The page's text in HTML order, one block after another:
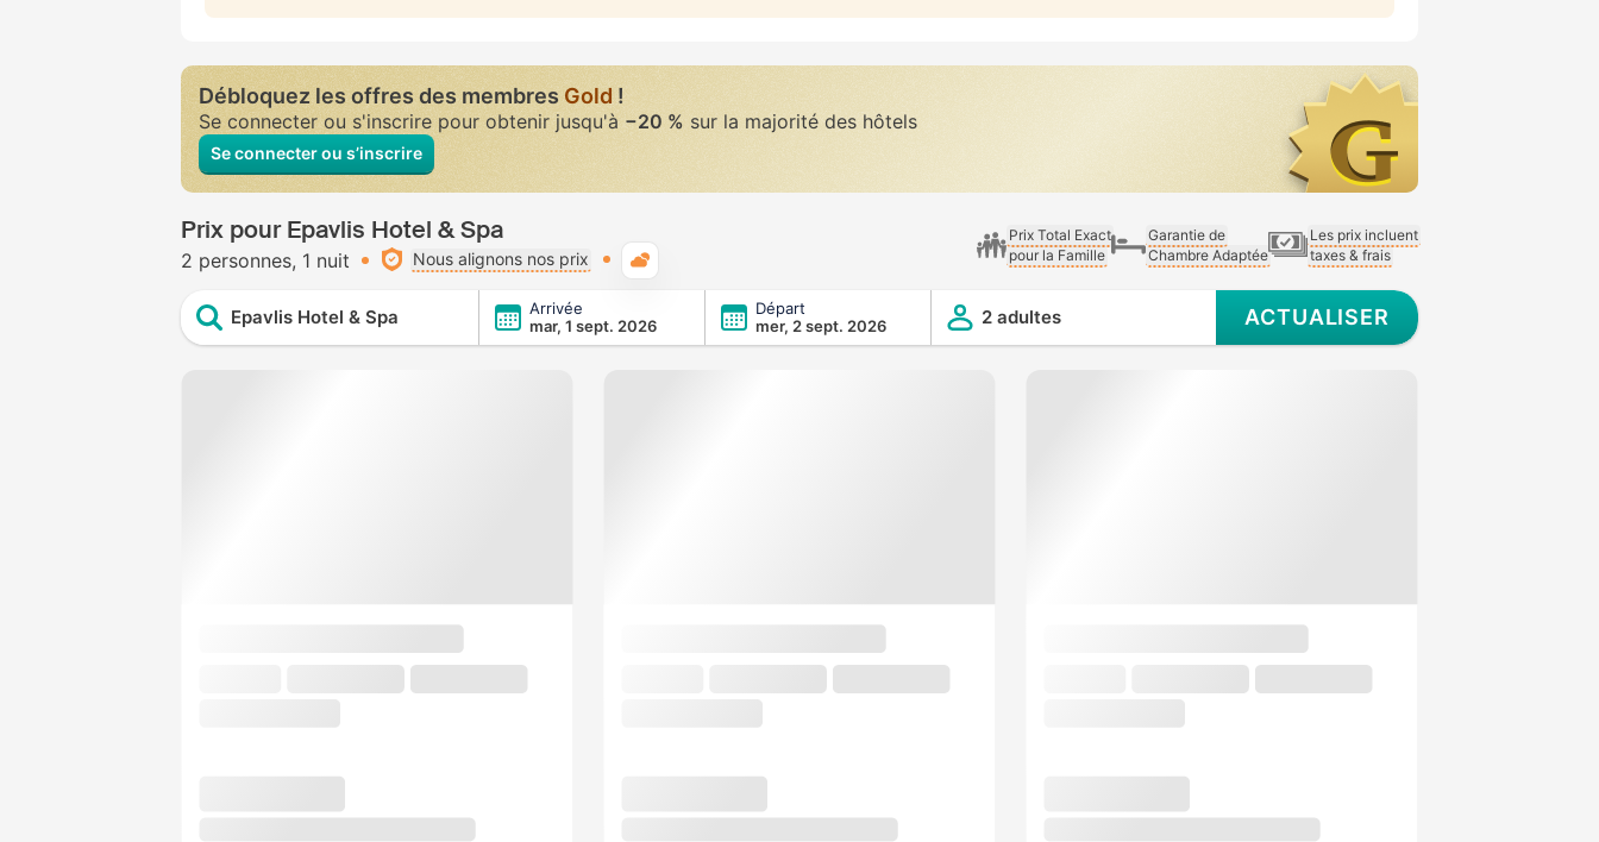
Débloquez les offres des membresGold!
Se connecter ou s'inscrire pour obtenir jusqu'à −20 % sur la majorité des hôtels
Se connecter ou s’inscrire
Prix pour Epavlis Hotel & Spa
2 personnes 1 nuit Nous alignons nos prix
Prix Total Exact
pour la Famille
Garantie de
Chambre Adaptée
Les prix incluent
taxes & frais
Epavlis Hotel & Spa
Arrivée
mar, 1 sept. 2026
Départ
mer, 2 sept. 2026
2 adultes ACTUALISER